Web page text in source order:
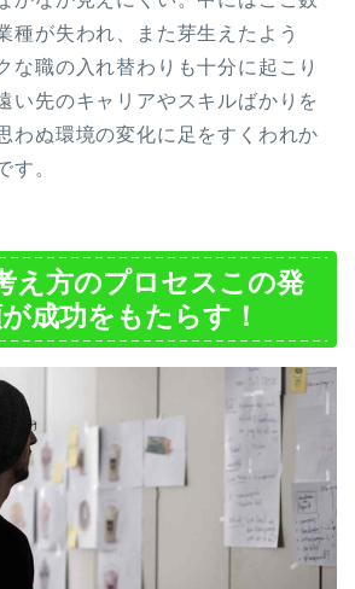
種が失われ、また芽生えたよう
な職の入れ替わりも十分に起こり
い先のキャリアやスキルばかりを
わぬ環境の変化に足をすくわれか
す。
え方のプロセスこの発
成功をもたらす！